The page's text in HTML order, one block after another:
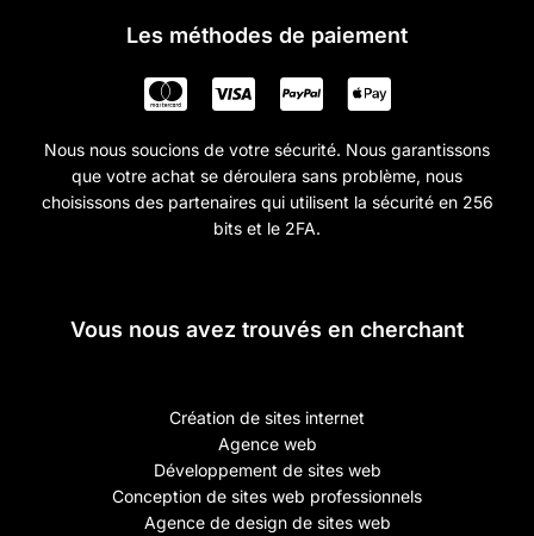
Les méthodes de paiement
Nous nous soucions de votre sécurité. Nous garantissons
que votre achat se déroulera sans problème, nous
choisissons des partenaires qui utilisent la sécurité en 256
bits et le 2FA.
Vous nous avez trouvés en cherchant
Création de sites internet
Agence web
Développement de sites web
Conception de sites web professionnels
Agence de design de sites web